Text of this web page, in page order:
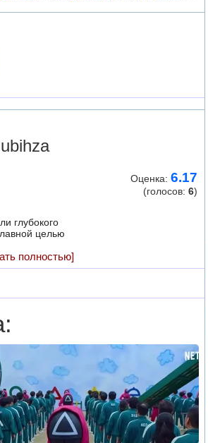
глубокого
целью
полностью]
Оценка: 6.17
(голосов: 6)